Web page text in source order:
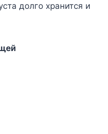
дoлгo xpaнитcя и